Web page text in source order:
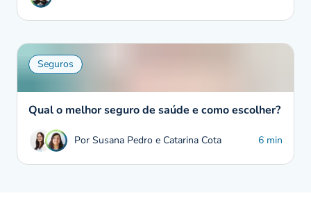
Seguros
Qual o melhor seguro de saúde e como escolher?
Por Susana Pedro e Catarina Cota 6 min